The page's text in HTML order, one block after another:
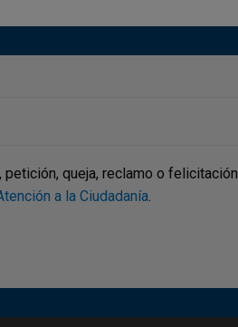
queja, reclamo o felicitación
a la Ciudadanía.